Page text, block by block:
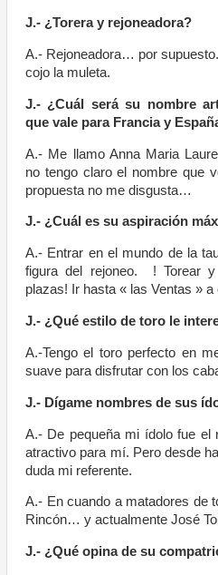
J.- ¿Torera y rejoneadora?
A.- Rejoneadora… por
cojo la muleta.
J.- ¿Cuál será su nombre
que vale para Francia y
A.- Me llamo Anna Maria
no tengo claro el nombre que
propuesta no me disgusta…
J.- ¿Cuál es su aspiración
A.- Entrar en el mundo de la
figura del rejoneo. ! Torear
plazas! Ir hasta « las Ventas »
J.- ¿Qué estilo de toro le
A.-Tengo el toro perfecto en
suave para disfrutar con los
J.- Dígame nombres de sus
A.- De pequeña mi ídolo fue el
atractivo para mí. Pero desde
duda mi referente.
A.- En cuando a matadores de
Rincón… y actualmente José
J.- ¿Qué opina de su